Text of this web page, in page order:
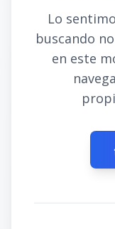
Lo
buscando
en este